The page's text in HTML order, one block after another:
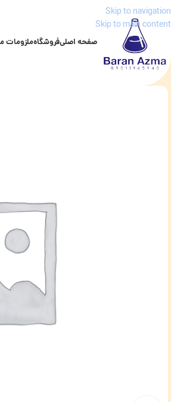
Skip to navigation
Skip to main content
صفحه اصلیفروشگاهملزومات